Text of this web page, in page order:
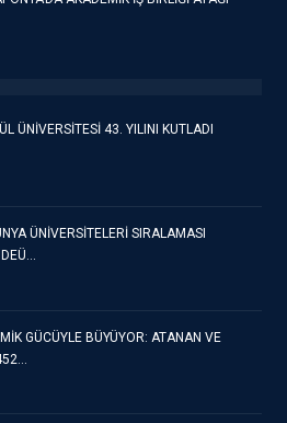
ÜNİVERSİTESİ 43. YILINI KUTLADI
ÜNİVERSİTELERİ SIRALAMASI
GÜCÜYLE BÜYÜYOR: ATANAN VE